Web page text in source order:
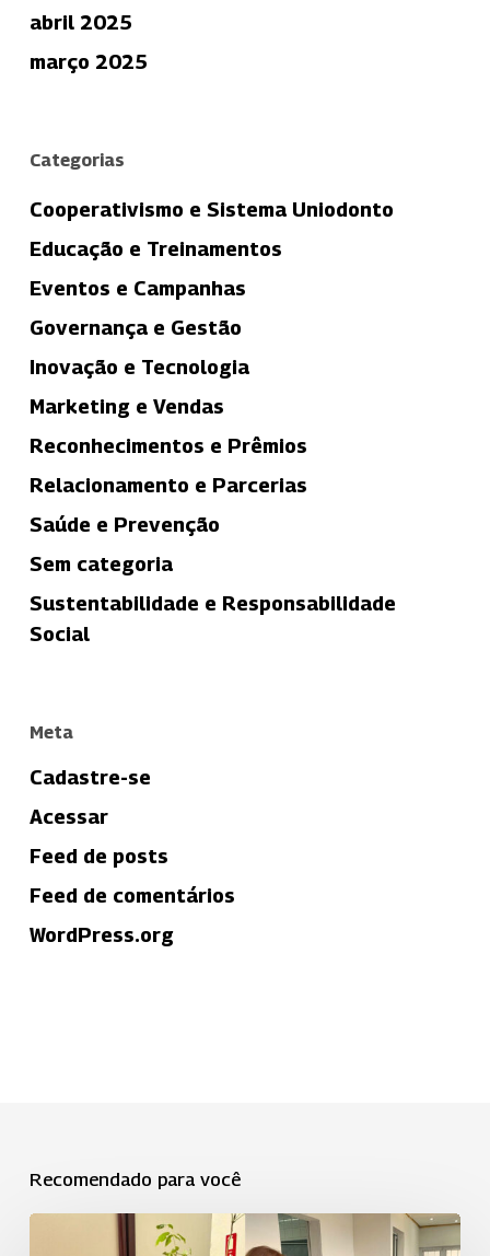
abril 2025
março 2025
Categorias
Cooperativismo e Sistema Uniodonto
Educação e Treinamentos
Eventos e Campanhas
Governança e Gestão
Inovação e Tecnologia
Marketing e Vendas
Reconhecimentos e Prêmios
Relacionamento e Parcerias
Saúde e Prevenção
Sem categoria
Sustentabilidade e Responsabilidade
Social
Meta
Cadastre-se
Acessar
Feed de posts
Feed de comentários
WordPress.org
Recomendado para você